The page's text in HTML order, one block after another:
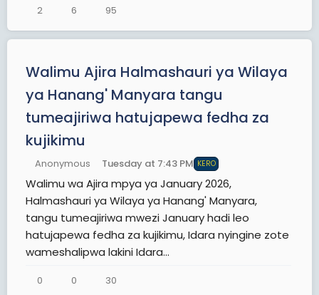
2 6 95
Walimu Ajira Halmashauri ya Wilaya
ya Hanang' Manyara tangu
tumeajiriwa hatujapewa fedha za
kujikimu
Anonymous Tuesday at 7:43 PM KERO
Walimu wa Ajira mpya ya January 2026,
Halmashauri ya Wilaya ya Hanang' Manyara,
tangu tumeajiriwa mwezi January hadi leo
hatujapewa fedha za kujikimu, Idara nyingine zote
wameshalipwa lakini Idara...
0 0 30